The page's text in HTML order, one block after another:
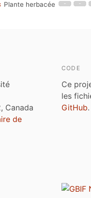
Plante herbacée
Canada
de
CODE
Ce
les
GitHub.